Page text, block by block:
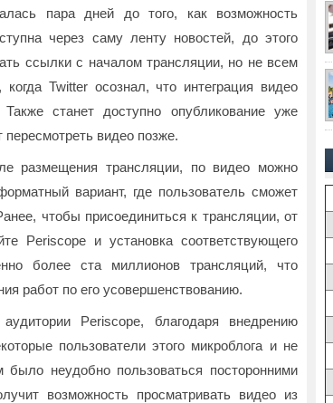
пара дней до того, как возможность
через саму ленту новостей, до этого
ссылки с началом трансляции, но не всем
Twitter осознал, что интеграция видео
станет доступно опубликование уже
видео позже.
размещения трансляции, по видео можно
вариант, где пользователь сможет
чтобы присоединиться к трансляции, от
Periscope и установка соответствующего
более ста миллионов трансляций, что
работ по его усовершенствованию.
Periscope, благодаря внедрению
пользователи этого микроблога и не
неудобно пользоваться посторонними
возможность просматривать видео из